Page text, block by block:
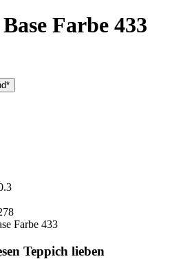
Farbe 433
Farbe 433
Teppich lieben